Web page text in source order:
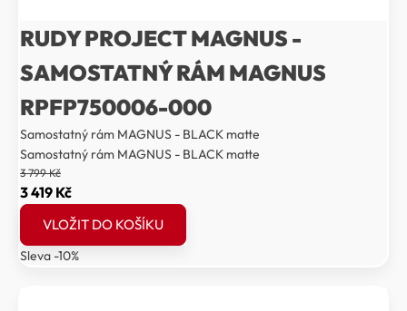
RUDY PROJECT MAGNUS -
SAMOSTATNÝ RÁM MAGNUS
RPFP750006-000
Samostatný rám MAGNUS - BLACK matte
Samostatný rám MAGNUS - BLACK matte
3 799Kč
Původní
cena
byla:
3
3 419 KčAktuální
cena
3
VLOŽIT DO KOŠÍKU
Sleva -10%